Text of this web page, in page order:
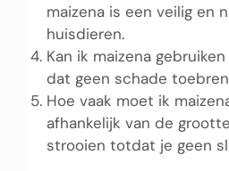
maizena is een veilig
huisdieren.
Kan ik maizena
dat geen schade
Hoe vaak moet ik
afhankelijk van de
strooien totdat je geen